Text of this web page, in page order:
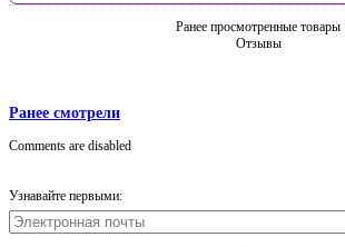
Ранее просмотренные товары
Отзывы
Ранее смотрели
Comments are disabled
Узнавайте первыми: